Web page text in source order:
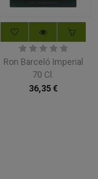
Ron Barceló Imperial
70 Cl.
36,35€